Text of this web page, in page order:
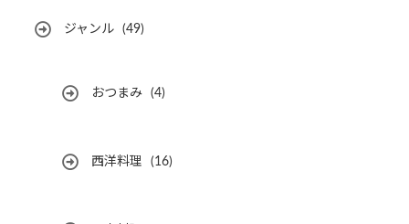
ジャンル (49)
おつまみ (4)
西洋料理 (16)